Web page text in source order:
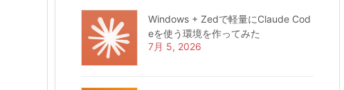
Windows + Zedで軽量にClaude Cod
eを使う環境を作ってみた
7月 5, 2026